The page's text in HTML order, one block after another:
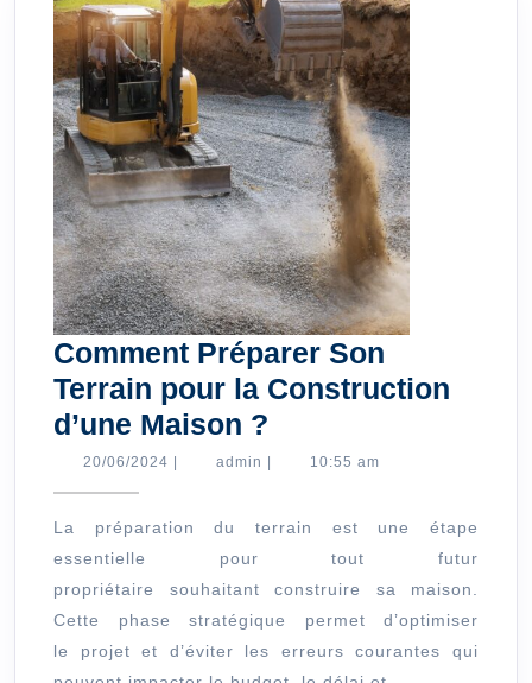
Comment Préparer Son
Terrain pour la Construction
d’une Maison ?
Préparer
Terrain
pour
la
Construction
d’une
20/06/2024 20/06/2024
admin admin 10:55 am
La préparation du terrain est une étape
essentielle pour tout futur
propriétaire souhaitant construire sa maison.
Cette phase stratégique permet d’optimiser
le projet et d’éviter les erreurs courantes qui